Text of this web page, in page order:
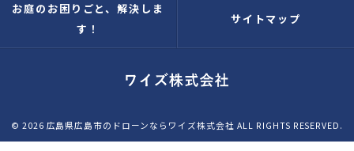
お庭のお困りごと、解決しま
す！
サイトマップ
© 2026 広島県広島市のドローンならワイズ株式会社 ALL RIGHTS RESERVED.